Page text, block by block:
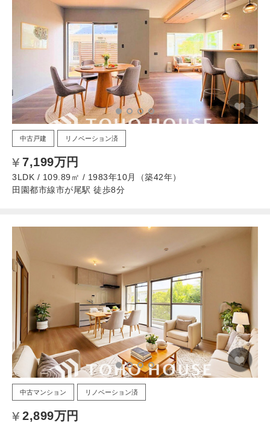
中古戸建 リノベーション済
7,199万円
3LDK / 109.89㎡ / 1983年10月（築42年）
田園都市線市が尾駅 徒歩8分
中古マンション リノベーション済
2,899万円